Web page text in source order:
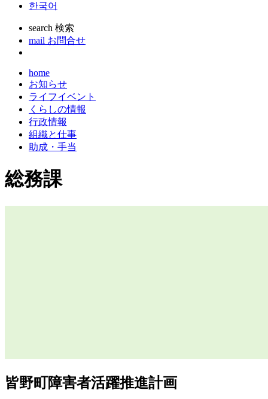
한국어
search 検索
mail お問合せ
home
お知らせ
ライフイベント
くらしの情報
行政情報
組織と仕事
助成・手当
総務課
皆野町障害者活躍推進計画